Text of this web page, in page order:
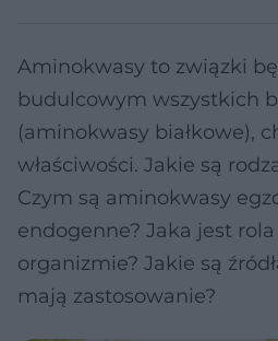
Aminokwasy to związki
budulcowym wszystkich
(aminokwasy białkowe),
właściwości. Jakie są
Czym są aminokwasy
endogenne? Jaka jest
organizmie? Jakie są
mają zastosowanie?